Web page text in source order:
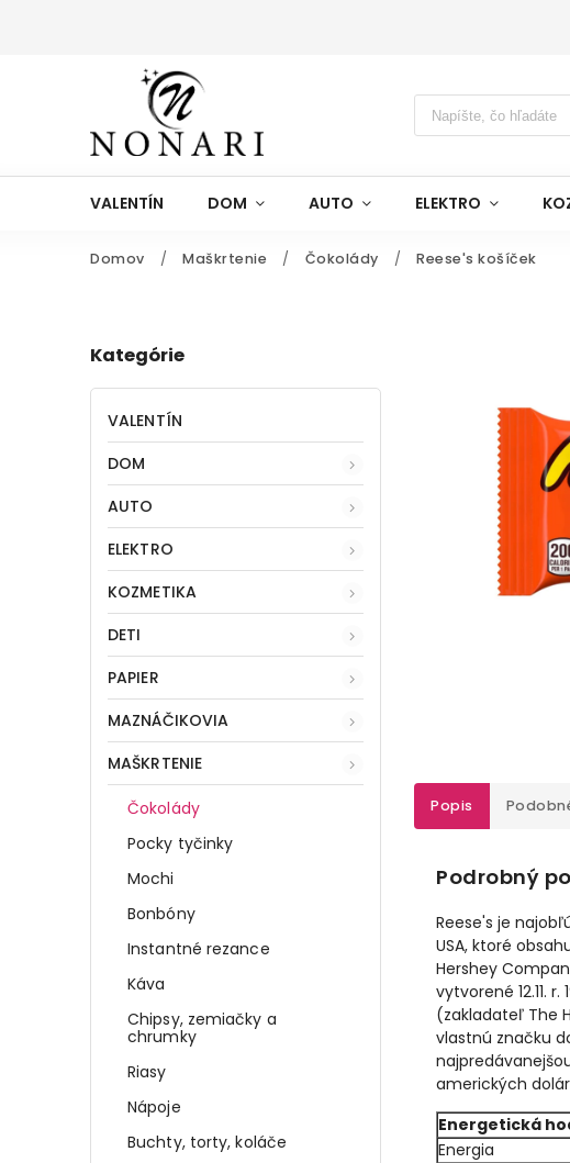
VALENTÍN DOM AUTO ELEKTRO
Domov / Maškrtenie / Čokolády / Reese's košíček
Kategórie
VALENTÍN
DOM
AUTO
ELEKTRO
KOZMETIKA
DETI
PAPIER
MAZNÁČIKOVIA
MAŠKRTENIE
Čokolády
Pocky tyčinky
Mochi
Bonbóny
Instantné rezance
Káva
Chipsy, zemiačky a
chrumky
Riasy
Nápoje
Buchty, torty, koláče
Popis
Podrobný
Reese's je
USA, ktoré
Hershey
vytvorené 12.11.
(zakladateľ The
vlastnú značku
amerických
Energetická
Energia